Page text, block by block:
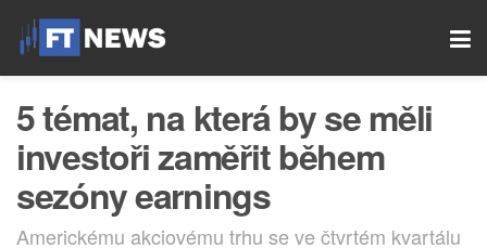
5 témat, na která by se měli
investoři zaměřit během
sezóny earnings
Americkému akciovému trhu se ve čtvrtém kvartálu